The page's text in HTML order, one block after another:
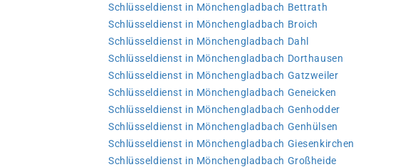
Schlüsseldienst in Mönchengladbach Bettrath
Schlüsseldienst in Mönchengladbach Broich
Schlüsseldienst in Mönchengladbach Dahl
Schlüsseldienst in Mönchengladbach Dorthausen
Schlüsseldienst in Mönchengladbach Gatzweiler
Schlüsseldienst in Mönchengladbach Geneicken
Schlüsseldienst in Mönchengladbach Genhodder
Schlüsseldienst in Mönchengladbach Genhülsen
Schlüsseldienst in Mönchengladbach Giesenkirchen
Schlüsseldienst in Mönchengladbach Großheide